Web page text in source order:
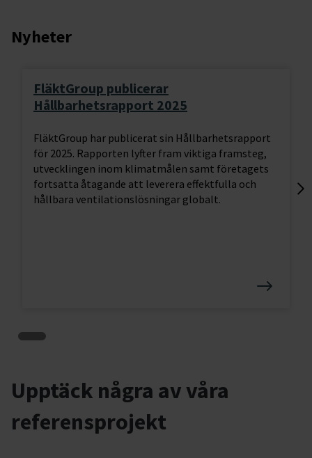
Nyheter
FläktGroup publicerar
Hållbarhetsrapport 2025
FläktGroup har publicerat sin Hållbarhetsrapport
för 2025. Rapporten lyfter fram viktiga framsteg,
utvecklingen inom klimatmålen samt företagets
fortsatta åtagande att leverera effektfulla och
hållbara ventilationslösningar globalt.
Upptäck några av våra
referensprojekt